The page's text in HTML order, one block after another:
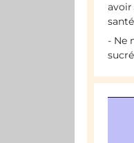
avoir
- Ne